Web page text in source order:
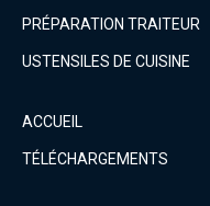
PRÉPARATION TRAITEUR
USTENSILES DE CUISINE
ACCUEIL
TÉLÉCHARGEMENTS